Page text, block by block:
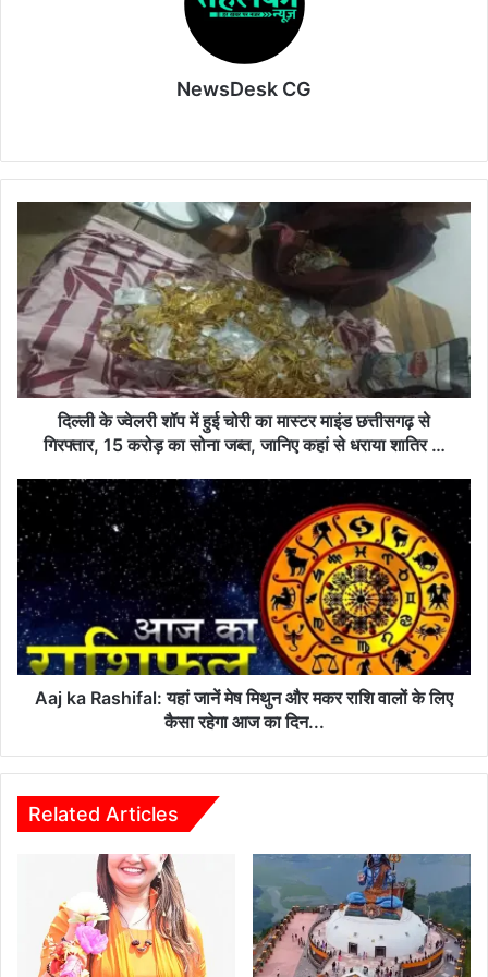
NewsDesk CG
के
ज्वेलरी
शॉप
में
हुई
चोरी
का
मास्टर
छत्तीसगढ़
गिरफ्तार,
15
करोड़
का
सोना
जब्त,
जानिए
कहां
से
धराया
दिल्ली के ज्वेलरी शॉप में हुई चोरी का मास्टर माइंड छत्तीसगढ़ से
गिरफ्तार, 15 करोड़ का सोना जब्त, जानिए कहां से धराया शातिर …
Aaj
ka
Rashifal:
यहां
जानें
मेष
मिथुन
और
मकर
राशि
रहेगा
आज
Aaj ka Rashifal: यहां जानें मेष मिथुन और मकर राशि वालों के लिए
कैसा रहेगा आज का दिन...
Related Articles